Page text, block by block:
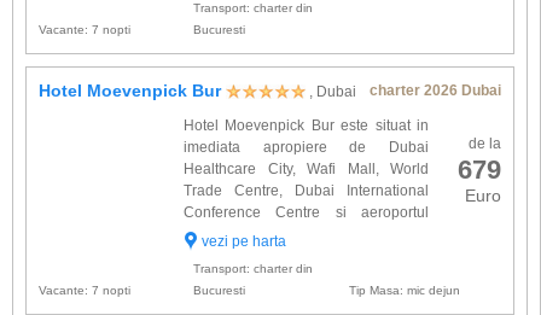
calcat, acces internet ...
Vacante: 7 nopti
Transport: charter din
Bucuresti
Hotel Moevenpick Bur , Dubai charter 2026 Dubai
de la
679
Euro
Hotel Moevenpick Bur este situat in
imediata apropiere de Dubai
Healthcare City, Wafi Mall, World
Trade Centre, Dubai International
Conference Centre si aeroportul
international. Cele 255 spatii de
si sunt dotate cu: baie propri...
vezi pe harta
Vacante: 7 nopti
Transport: charter din
Bucuresti
Tip Masa: mic dejun